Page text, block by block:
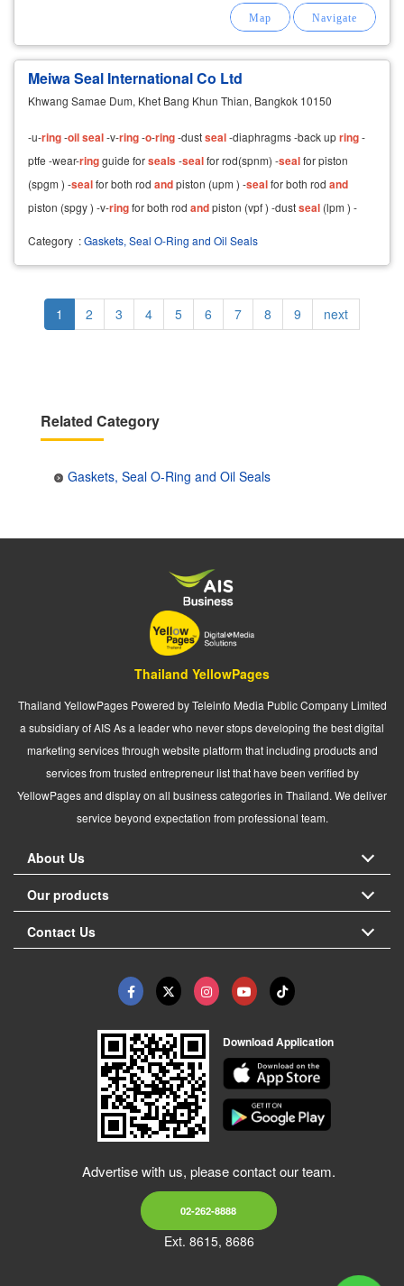
Meiwa Seal International Co Ltd
Khwang Samae Dum, Khet Bang Khun Thian, Bangkok 10150
-u-ring-oilseal-v-ring-o-ring-dustseal-diaphragms -back upring-
ptfe -wear-ringguide forseals-sealfor rod(spnm) -sealfor piston
(spgm ) -sealfor both rod andpiston (upm ) -sealfor both rod and
piston (spgy ) -v-ringfor both rod andpiston (vpf ) -dustseal (lpm ) -
Category :Gaskets, Seal O-Ring and Oil Seals
Pagination
Current
page
1 Page
2 Page
3 Page
4 Page
5 Page
6 Page
7 Page
8 Page
9
Next
page
next
Related Category
Gaskets, Seal O-Ring and Oil Seals
Thailand YellowPages
Thailand YellowPages Powered by Teleinfo Media Public Company Limited
a subsidiary of AIS As a leader who never stops developing the best digital
marketing services through website platform that including products and
services from trusted entrepreneur list that have been verified by
YellowPages and display on all business categories in Thailand. We deliver
service beyond expectation from professional team.
About Us
Our products
Contact Us
Download Application
Advertise with us, please contact our team.
02-262-8888
Ext. 8615, 8686